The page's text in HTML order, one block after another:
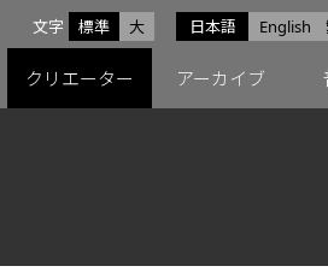
日本語 English
文字サイズ
標準 大
ースfacebook
ペースX
ドスペース
クリエーター アーカイブ